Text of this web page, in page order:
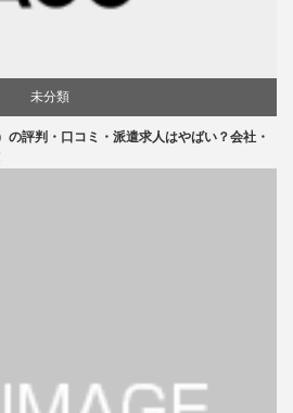
未分類
評判・口コミ・派遣求人はやばい？会社・